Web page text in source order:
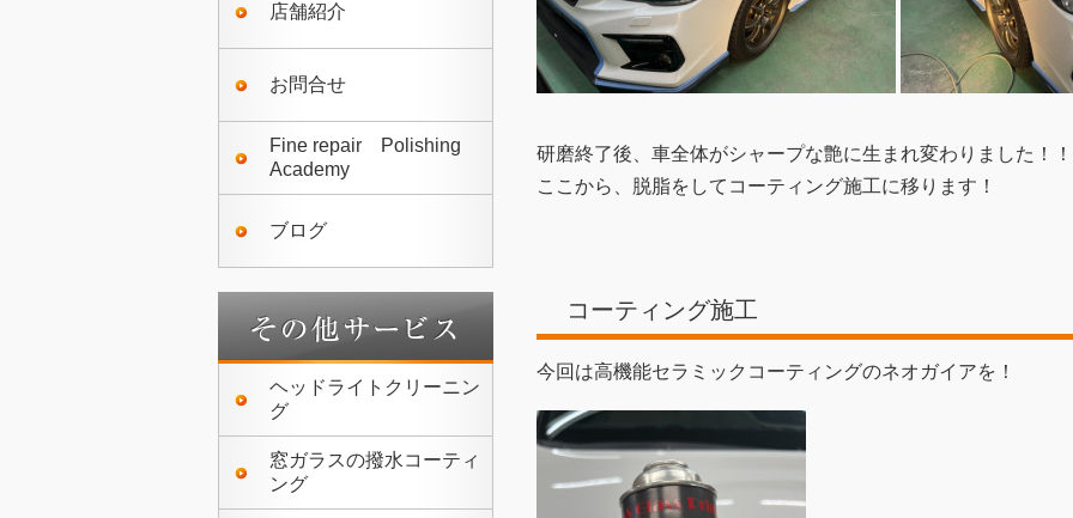
店舗紹介
お問合せ
Fine repair Polishing
Academy
ブログ
ヘッドライトクリーニン
グ
窓ガラスの撥水コーティ
ング
研磨終了後、車全体がシャープな艶に生まれ変わりました！！
ここから、脱脂をしてコーティング施工に移ります！
コーティング施工
今回は高機能セラミックコーティングのネオガイアを！